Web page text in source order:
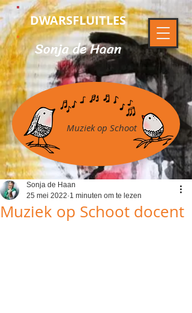
DWARSFLUITLES
Sonja de Haan
Muziek op Schoot
Muziek op Schoot docent
Sonja de Haan
25 mei 2022 1 minuten om te lezen